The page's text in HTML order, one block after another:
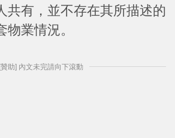
共有，並不存在其所描述的
業情況。
[贊助] 內文未完請向下滾動